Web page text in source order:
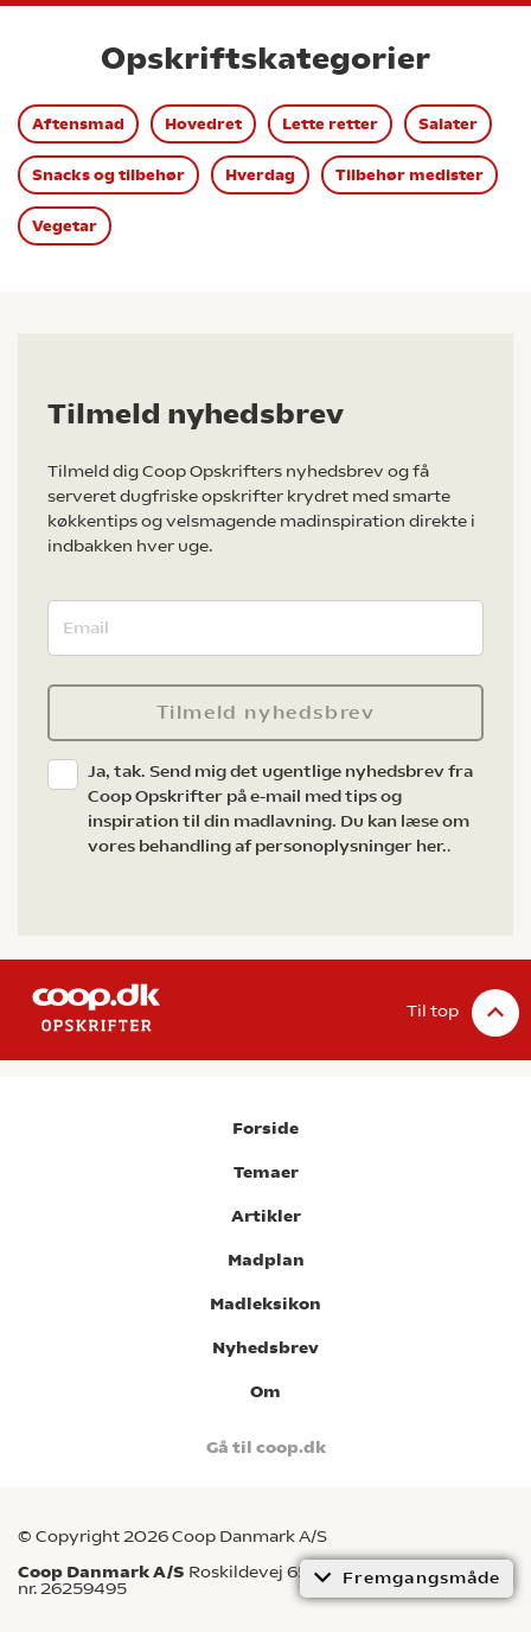
Fremgangsmåde
Opskriftskategorier
Aftensmad Hovedret Lette retter Salater
Snacks og tilbehør Hverdag Tilbehør medister
Vegetar
Tilmeld nyhedsbrev
Tilmeld dig Coop Opskrifters nyhedsbrev og få
serveret dugfriske opskrifter krydret med smarte
køkkentips og velsmagende madinspiration direkte i
indbakken hver uge.
Tilmeld nyhedsbrev
Ja, tak. Send mig det ugentlige nyhedsbrev fra
Coop Opskrifter på e-mail med tips og
inspiration til din madlavning. Du kan læse om
vores behandling af personoplysninger her..
Til top
Forside
Temaer
Artikler
Madplan
Madleksikon
Nyhedsbrev
Om
Gå til coop.dk
© Copyright 2026 Coop Danmark A/S
Coop Danmark A/S Roskildevej 65, 2620 Albertslund CVR-
nr. 26259495